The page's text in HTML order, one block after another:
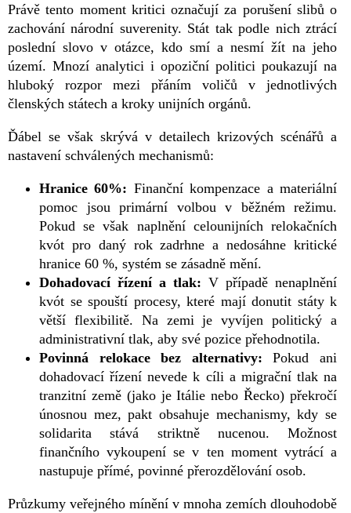
Právě tento moment kritici označují za porušení slibů o
zachování národní suverenity. Stát tak podle nich ztrácí
poslední slovo v otázce, kdo smí a nesmí žít na jeho
území. Mnozí analytici i opoziční politici poukazují na
hluboký rozpor mezi přáním voličů v jednotlivých
členských státech a kroky unijních orgánů.
Ďábel se však skrývá v detailech krizových scénářů a
nastavení schválených mechanismů:
Hranice 60%: Finanční kompenzace a materiální
pomoc jsou primární volbou v běžném režimu.
Pokud se však naplnění celounijních relokačních
kvót pro daný rok zadrhne a nedosáhne kritické
hranice 60 %, systém se zásadně mění.
Dohadovací řízení a tlak: V případě nenaplnění
kvót se spouští procesy, které mají donutit státy k
větší flexibilitě. Na zemi je vyvíjen politický a
administrativní tlak, aby své pozice přehodnotila.
Povinná relokace bez alternativy: Pokud ani
dohadovací řízení nevede k cíli a migrační tlak na
tranzitní země (jako je Itálie nebo Řecko) překročí
únosnou mez, pakt obsahuje mechanismy, kdy se
solidarita stává striktně nucenou. Možnost
finančního vykoupení se v ten moment vytrácí a
nastupuje přímé, povinné přerozdělování osob.
Průzkumy veřejného mínění v mnoha zemích dlouhodobě